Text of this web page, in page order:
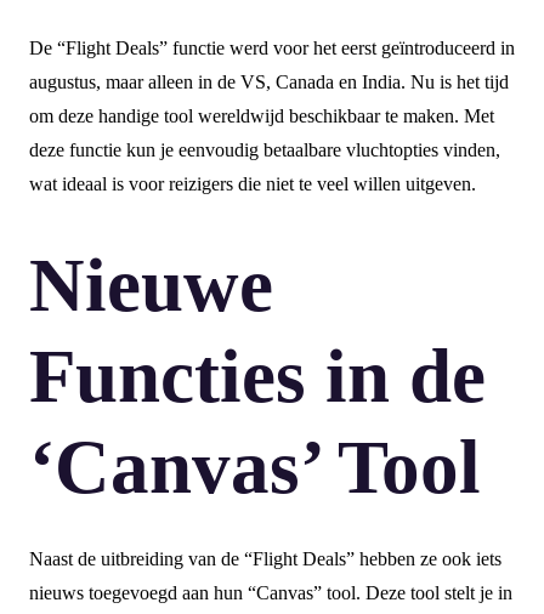
De “Flight Deals” functie werd voor het eerst geïntroduceerd in
augustus, maar alleen in de VS, Canada en India. Nu is het tijd
om deze handige tool wereldwijd beschikbaar te maken. Met
deze functie kun je eenvoudig betaalbare vluchtopties vinden,
wat ideaal is voor reizigers die niet te veel willen uitgeven.
Nieuwe
Functies in de
‘Canvas’ Tool
Naast de uitbreiding van de “Flight Deals” hebben ze ook iets
nieuws toegevoegd aan hun “Canvas” tool. Deze tool stelt je in